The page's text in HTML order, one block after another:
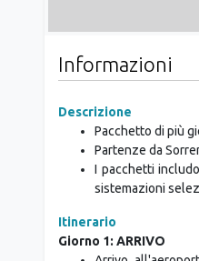
Descrizione
Pacchetto di più
Partenze da
I pacchetti
sistemazioni
Itinerario